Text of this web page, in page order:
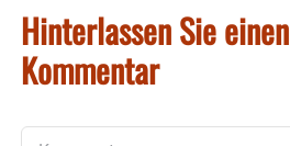
Hinterlassen Sie einen
Kommentar